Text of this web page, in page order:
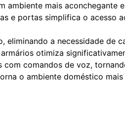
ambiente mais aconchegante e
e portas simplifica o acesso
eliminando a necessidade de
otimiza
com comandos de voz,
o ambiente doméstico mais